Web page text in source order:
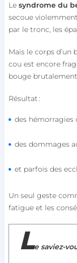
Le syndrome du
secoue
par le tronc, les
Mais le corps d’un
cou est encore
bouge
Résultat :
des hémorragies
des dommages
et parfois des
Un seul geste
fatigue et les
Lesaviez-